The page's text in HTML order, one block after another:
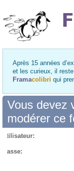
Après 15 années
et les curieux, il
Framacolibri qui
Vous devez
modérer ce
passe: